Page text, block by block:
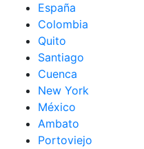
España
Colombia
Quito
Santiago
Cuenca
New York
México
Ambato
Portoviejo